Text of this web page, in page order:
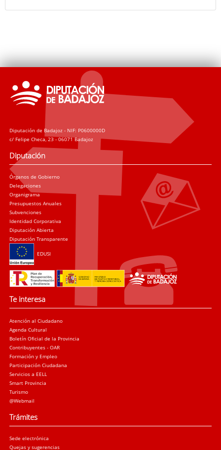
Diputación de Badajoz - NIF: P0600000D
c/ Felipe Checa, 23 - 06071 Badajoz
Diputación
Órganos de Gobierno
Delegaciones
Organigrama
Presupuestos Anuales
Subvenciones
Identidad Corporativa
Diputación Abierta
Diputación Transparente
EDUSI
Te interesa
Atención al Ciudadano
Agenda Cultural
Boletín Oficial de la Provincia
Contribuyentes - OAR
Formación y Empleo
Participación Ciudadana
Servicios a EELL
Smart Provincia
Turismo
@Webmail
Trámites
Sede electrónica
Quejas y sugerencias